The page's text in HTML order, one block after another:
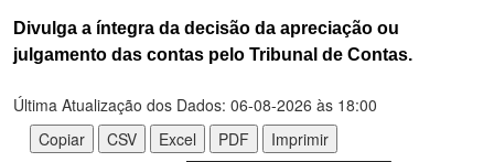
Divulga a íntegra da decisão da apreciação ou
julgamento das contas pelo Tribunal de Contas.